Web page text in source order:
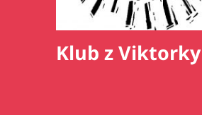
Klub z Viktorky